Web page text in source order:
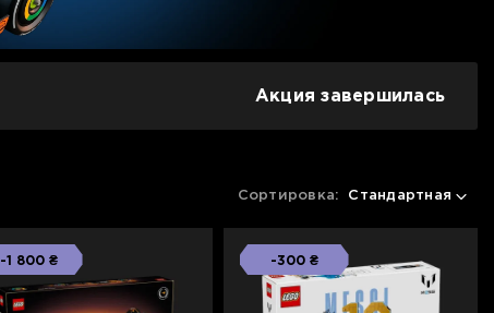
Акция завершилась
Сортировка: Стандартная
-1 800 ₴ -300 ₴